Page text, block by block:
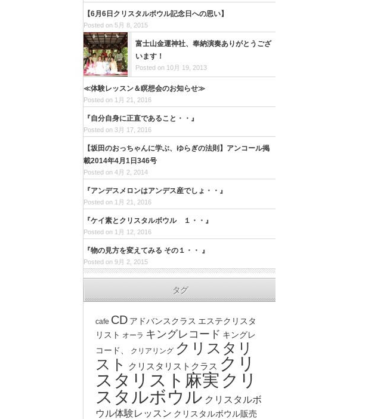
【6月6日クリスタルボウル記念日への思い】
Posted on 5月 8, 2015
富士山金運神社、奉納演奏ありがとうござ
います！
Posted on 10月 19, 2013
≪体験レッスン＆瞑想会のお知らせ≫
Posted on 1月 21, 2016
『自分自身に正直であること・・』
Posted on 3月 17, 2016
【坂田のおっちゃんに学ぶ、ゆらぎの法則】アンコール掲
載2014年4月1日346号
Posted on 4月 2, 2014
『アンデスメロンはアンデス産でしょ・・』
Posted on 1月 21, 2016
『ケイ素とクリスタルボウル １・・』
Posted on 1月 12, 2016
『物の見方を変えてみる その１・・ 』
Posted on 9月 2, 2015
タグ
cafe CD アドバンスクラス エステクリスタ
リスト オーラ キングレコード キングレ
コード、
クリアリング クリスタリ
スト
クリスタリストクラス クリ
スタリスト麻実 クリ
スタルボウル クリスタルボ
ウル体験レッスン クリスタルボウル販売